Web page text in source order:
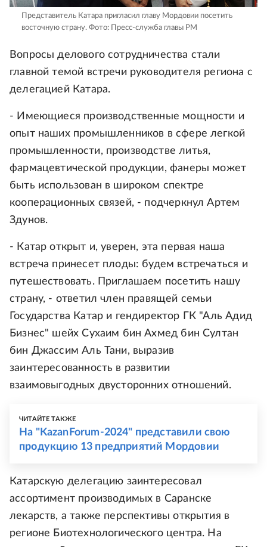
Представитель Катара пригласил главу Мордовии посетить
восточную страну. Фото: Пресс-служба главы РМ
Вопросы делового сотрудничества стали
главной темой встречи руководителя региона с
делегацией Катара.
- Имеющиеся производственные мощности и
опыт наших промышленников в сфере легкой
промышленности, производстве литья,
фармацевтической продукции, фанеры может
быть использован в широком спектре
кооперационных связей, - подчеркнул Артем
Здунов.
- Катар открыт и, уверен, эта первая наша
встреча принесет плоды: будем встречаться и
путешествовать. Приглашаем посетить нашу
страну, - ответил член правящей семьи
Государства Катар и гендиректор ГК "Аль Адид
Бизнес" шейх Сухаим бин Ахмед бин Султан
бин Джассим Аль Тани, выразив
заинтересованность в развитии
взаимовыгодных двусторонних отношений.
ЧИТАЙТЕ ТАКЖЕ
На "KazanForum-2024" представили свою
продукцию 13 предприятий Мордовии
Катарскую делегацию заинтересовал
ассортимент производимых в Саранске
лекарств, а также перспективы открытия в
регионе Биотехнологического центра. На